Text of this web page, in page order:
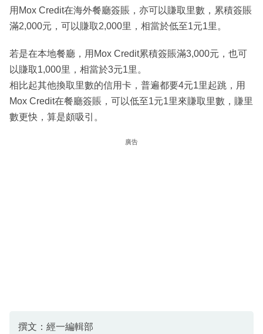
用Mox Credit在海外餐廳簽賬，亦可以賺取里數，累積簽賬
滿2,000元，可以賺取2,000里，相當於低至1元1里。
若是在本地餐廳，用Mox Credit累積簽賬滿3,000元，也可
以賺取1,000里，相當於3元1里。
相比起其他換取里數的信用卡，普遍都要4元1里起跳，用
Mox Credit在餐廳簽賬，可以低至1元1里來賺取里數，賺里
數更快，算是頗吸引。
廣告
撰文：經一編輯部